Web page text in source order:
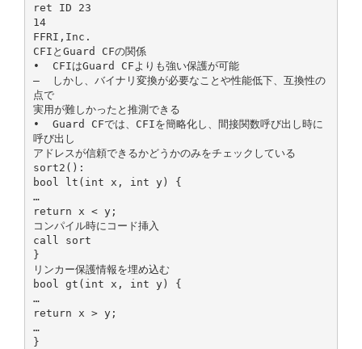
ret ID 23
14
FFRI,Inc.
CFIとGuard CFの関係
• CFIはGuard CFよりも強い保護が可能
– しかし、バイナリ変換が必要なことや性能低下、互換性の
点で
実用が難しかったと推測できる
• Guard CFでは、CFIを簡略化し、間接関数呼び出し時に
呼び出し
アドレスが信頼できるかどうかのみをチェックしている
sort2():
bool lt(int x, int y) {
…
return x < y;
コンパイル時にコード挿入
call sort
}
リンカー保護情報を埋め込む
bool gt(int x, int y) {
…
return x > y;
…
}